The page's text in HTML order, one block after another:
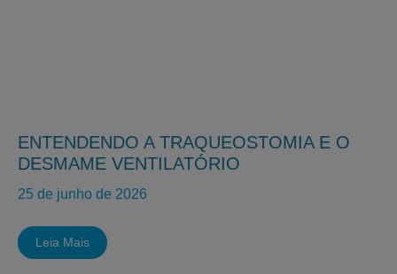
ENTENDENDO A TRAQUEOSTOMIA E O
DESMAME VENTILATÓRIO
25 de junho de 2026
Leia Mais